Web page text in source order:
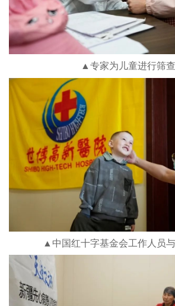
▲专家为儿童进行筛查
▲中国红十字基金会工作人员与